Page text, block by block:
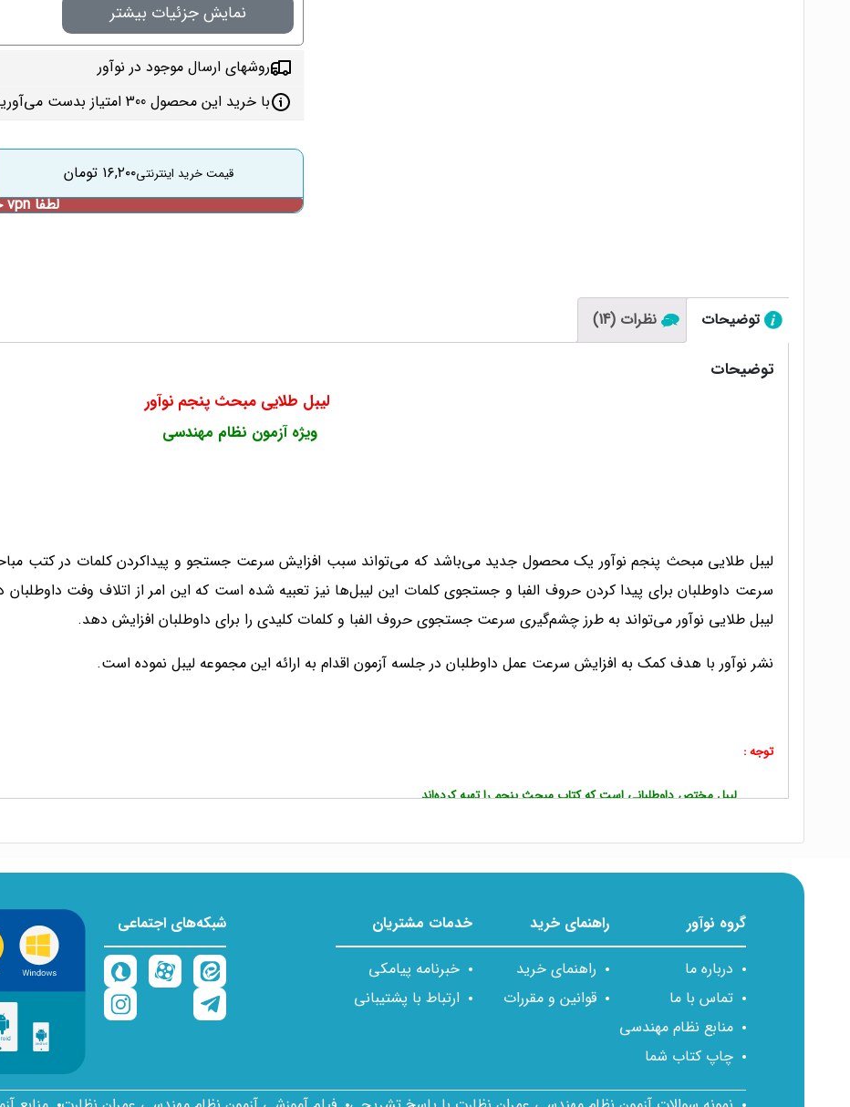
نمایش جزئیات بیشتر
روشهای ارسال موجود در نوآور
با خرید این محصول 300 امتیاز بدست می‌آورید
۱۶,۲۰۰ تومان
توضیحات نظرات (14)
توضیحات
لیبل طلایی مبحث پنجم نوآور
ویژه آزمون نظام مهندسی
لیبل طلایی مبحث پنجم نوآور یک محصول جدید می‌باشد که می‌تواند سبب افزایش سرعت جستجو و پیداکردن کلمات در کتب
سرعت داوطلبان برای پیدا کردن حروف الفبا و جستجوی کلمات این لیبل‌ها نیز تعبیه شده است که این امر از اتلاف وفت داوطلبان
لیبل‌ طلایی نوآور می‌تواند به طرز چشم‌گیری سرعت جستجوی حروف الفبا و کلمات کلیدی را برای داوطلبان افزایش دهد.
نشر نوآور با هدف کمک به افزایش سرعت عمل داوطلبان در جلسه آزمون اقدام به ارائه این مجموعه لیبل نموده است.
توجه :
لیبل مختص داوطلبانی است که کتاب مبحث پنجم را تهیه کرده‌اند
گروه نوآور
درباره ما
تماس با ما
منابع نظام مهندسی
چاپ کتاب شما
راهنمای خرید
راهنمای خرید
قوانین و مقررات
خدمات مشتریان
خبرنامه پیامکی
ارتباط با پشتیبانی
شبکه‌های اجتماعی